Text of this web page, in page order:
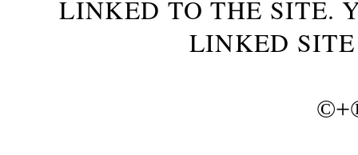
LINKED TO THE SITE.
LINKED
©+